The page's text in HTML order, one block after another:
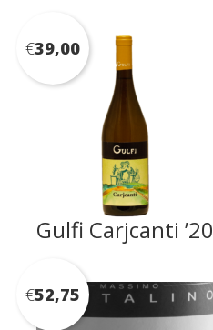
Gulfi Carjcanti ’20
€39,00
€52,75